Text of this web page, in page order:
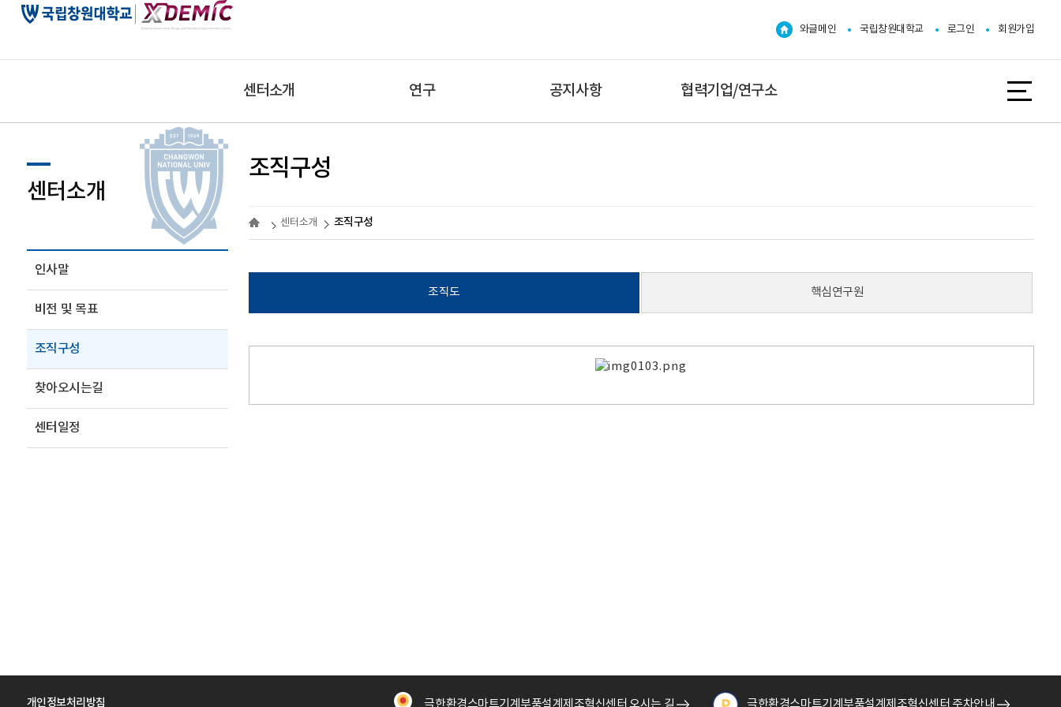
와글메인 국립창원대학교 로그인 회원가입
센터소개 연구 공지사항 협력기업/연구소
센터소개
인사말
비전 및 목표
조직구성
찾아오시는길
센터일정
조직구성
센터소개 조직구성
조직도 핵심연구원
개인정보처리방침 극한환경스마트기계부품설계제조혁신센터 오시는 길 극한환경스마트기계부품설계제조혁신센터 주차안내